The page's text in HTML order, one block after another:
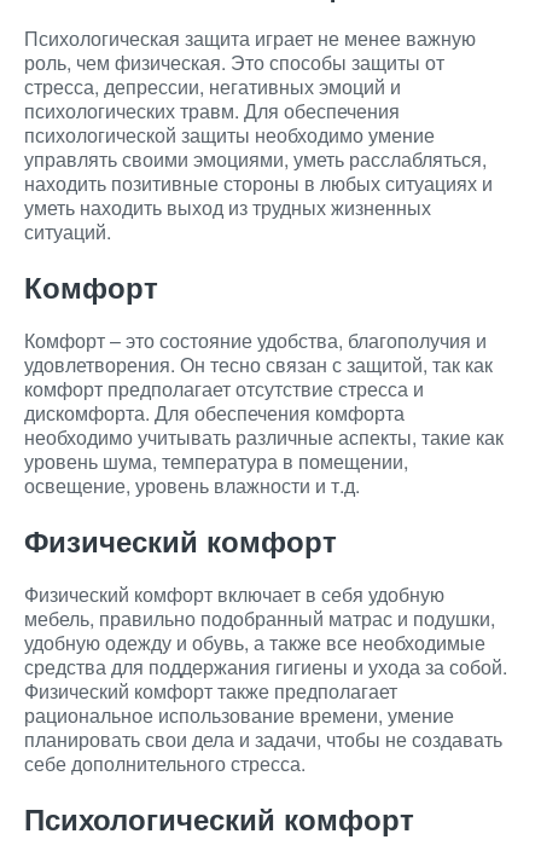
Психологическая защита играет не менее важную
роль, чем физическая. Это способы защиты от
стресса, депрессии, негативных эмоций и
психологических травм. Для обеспечения
психологической защиты необходимо умение
управлять своими эмоциями, уметь расслабляться,
находить позитивные стороны в любых ситуациях и
уметь находить выход из трудных жизненных
ситуаций.
Комфорт
Комфорт – это состояние удобства, благополучия и
удовлетворения. Он тесно связан с защитой, так как
комфорт предполагает отсутствие стресса и
дискомфорта. Для обеспечения комфорта
необходимо учитывать различные аспекты, такие как
уровень шума, температура в помещении,
освещение, уровень влажности и т.д.
Физический комфорт
Физический комфорт включает в себя удобную
мебель, правильно подобранный матрас и подушки,
удобную одежду и обувь, а также все необходимые
средства для поддержания гигиены и ухода за собой.
Физический комфорт также предполагает
рациональное использование времени, умение
планировать свои дела и задачи, чтобы не создавать
себе дополнительного стресса.
Психологический комфорт